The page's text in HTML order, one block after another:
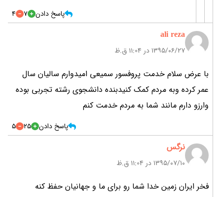
پاسخ دادن 7
4
ali reza
۱۳۹۵/۰۶/۲۷ در 11:04 ق.ظ
با عرض سلام خدمت پروفسور سمیعی امیدوارم سالیان سال
عمر کرده وبه مردم کمک کنیدبنده دانشجوی رشته تجربی بوده
وارزو دارم مانند شما به مردم خدمت کنم
پاسخ دادن 25
5
نرگس
۱۳۹۵/۰۷/۱۰ در 11:04 ق.ظ
فخر ایران زمین خدا شما رو برای ما و جهانیان حفظ کنه